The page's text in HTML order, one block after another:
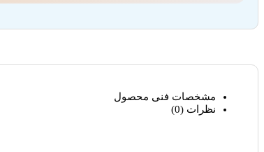
مشخصات فنی محصول
نظرات (0)